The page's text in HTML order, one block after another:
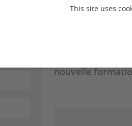
This site uses
Dernière mise à jour :
Vous êtes
vous convient
nouvelle